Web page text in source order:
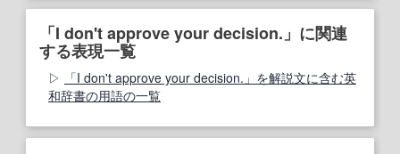
「I don't approve your decision.」に関連
する表現一覧
「I don't approve your decision.」を解説文に含む英
和辞書の用語の一覧